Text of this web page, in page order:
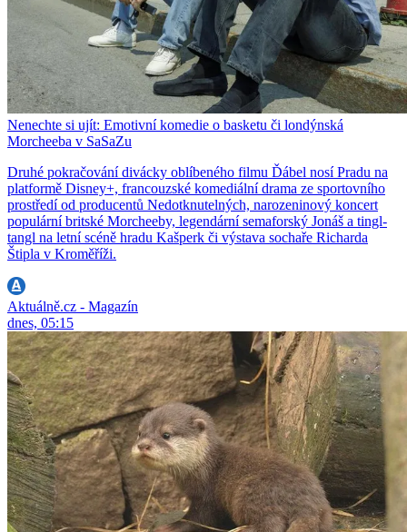
Nenechte si ujít: Emotivní komedie o basketu či londýnská
Morcheeba v SaSaZu
Druhé pokračování divácky oblíbeného filmu Ďábel nosí Pradu na
platformě Disney+, francouzské komediální drama ze sportovního
prostředí od producentů Nedotknutelných, narozeninový koncert
populární britské Morcheeby, legendární semaforský Jonáš a tingl-
tangl na letní scéně hradu Kašperk či výstava sochaře Richarda
Štipla v Kroměříži.
Aktuálně.cz - Magazín
dnes, 05:15